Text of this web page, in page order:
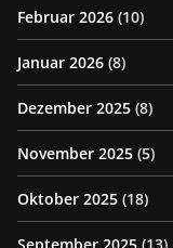
Februar 2026 (10)
Januar 2026 (8)
Dezember 2025 (8)
November 2025 (5)
Oktober 2025 (18)